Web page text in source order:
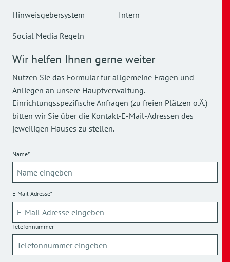
Hinweisgebersystem
Social Media Regeln
Intern
Wir helfen Ihnen gerne weiter
Nutzen Sie das Formular für allgemeine Fragen und
Anliegen an unsere Hauptverwaltung.
Einrichtungsspezifische Anfragen (zu freien Plätzen o.Ä.)
bitten wir Sie über die Kontakt-E-Mail-Adressen des
jeweiligen Hauses zu stellen.
Name*
E-Mail Adresse*
Telefonnummer